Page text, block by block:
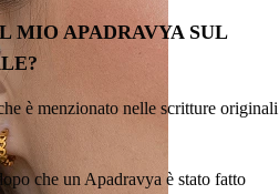
MIO APADRAVYA SUL
è menzionato nelle scritture originali
che un Apadravya è stato fatto